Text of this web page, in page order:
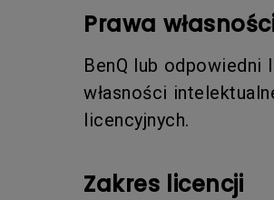
Prawa
BenQ lub
własności
licencyjnych.
Zakres licencji